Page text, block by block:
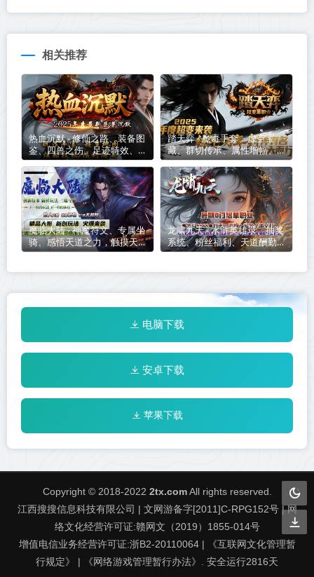
相关推荐
热血沉默 - 修仙之路、装备图
鉴、四兽之伤、足迹特效、屠
龙者、一怪一专属、剧情沉默
世界！
踏天弈 - 魔毒手套、虚空宝
藏、群切传承、属性增幅、异
火焚天、麒麟神臂、装扮系
统、累充礼包免费领！
魔临大陆 - 神魔符文、专属坐
骑、感悟天道之力，触摸天地
间志强法则，执掌巨斧神器，
龙啸九天 - 水浒英雄录、抽奖
系统、粉丝福利、天道酬勤、
群体切割、开局就送8888、
电脑下载
安卓下载
苹果下载
Copyright © 2018-2022 2tx.comAll rights reserved.
江西搜搜信息科技有限公司 | 文网游备字[2011]C-RPG152号 | 网
络文化经营许可证:赣网文（2019）1855-014号
增值电信业务经营许可证:浙B2-20110064 | 《互联网文化管理暂
行规定》 | 《网络游戏管理暂行办法》. 安全运行2816天